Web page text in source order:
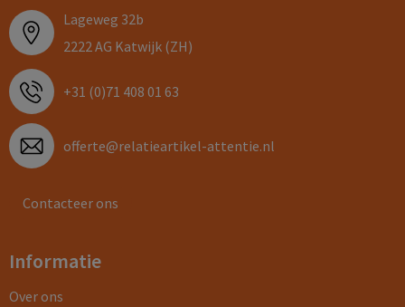
Lageweg 32b
2222 AG Katwijk (ZH)
+31 (0)71 408 01 63
offerte@relatieartikel-attentie.nl
Contacteer ons
Informatie
Over ons